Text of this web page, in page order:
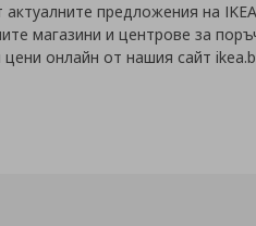
предложения на
магазини и центрове за
онлайн от нашия сайт